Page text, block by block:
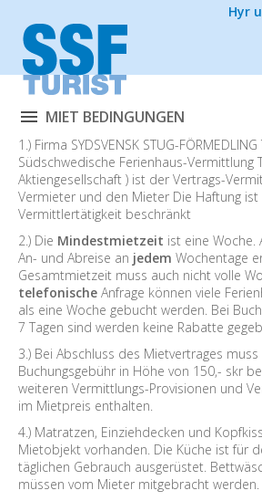
Hyr
MIET BEDINGUNGEN
1.) Firma SYDSVENSK STUG-FÖRMEDLING
Südschwedische Ferienhaus-Vermittlung
Aktiengesellschaft ) ist der Vertrags-
Vermieter und den Mieter Die Haftung ist
Vermittlertätigkeit beschränkt
2.) Die Mindestmietzeit ist eine Woche.
An- und Abreise an jedem Wochentage
Gesamtmietzeit muss auch nicht volle
telefonische Anfrage können viele
als eine Woche gebucht werden. Bei
7 Tagen sind werden keine Rabatte
3.) Bei Abschluss des Mietvertrages
Buchungsgebühr in Höhe von 150,- skr
weiteren Vermittlungs-Provisionen und
im Mietpreis enthalten.
4.) Matratzen, Einziehdecken und
Mietobjekt vorhanden. Die Küche ist für
täglichen Gebrauch ausgerüstet.
müssen vom Mieter mitgebracht werden.